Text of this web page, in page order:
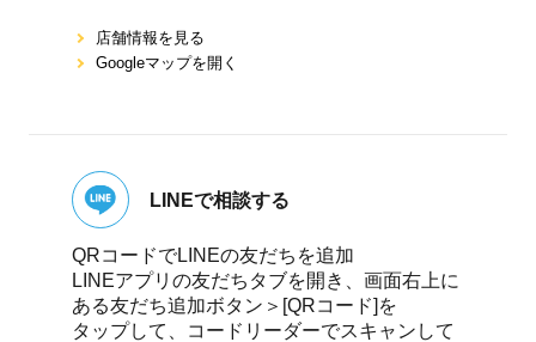
店舗情報を⾒る
Googleマップを開く
LINEで相談する
QRコードでLINEの友だちを追加
LINEアプリの友だちタブを開き、画面右上に
ある友だち追加ボタン＞[QRコード]を
タップして、コードリーダーでスキャンして